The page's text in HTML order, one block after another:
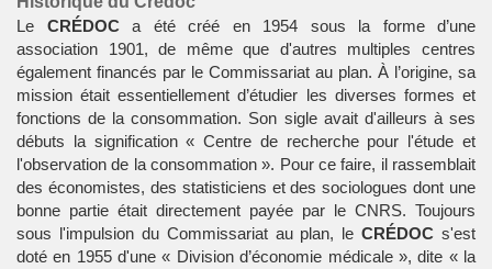
Le CRÉDOCa été créé en 1954 sous la forme d’une
association 1901, de même que d'autres multiples centres
également financés par le Commissariat au plan. À l’origine, sa
mission était essentiellement d’étudier les diverses formes et
fonctions de la consommation. Son sigle avait d'ailleurs à ses
débuts la signification « Centre de recherche pour l'étude et
l'observation de la consommation ». Pour ce faire, il rassemblait
des économistes, des statisticiens et des sociologues dont une
bonne partie était directement payée par le CNRS. Toujours
sous l'impulsion du Commissariat au plan, leCRÉDOC s'est
doté en 1955 d'une « Division d’économie médicale », dite « la